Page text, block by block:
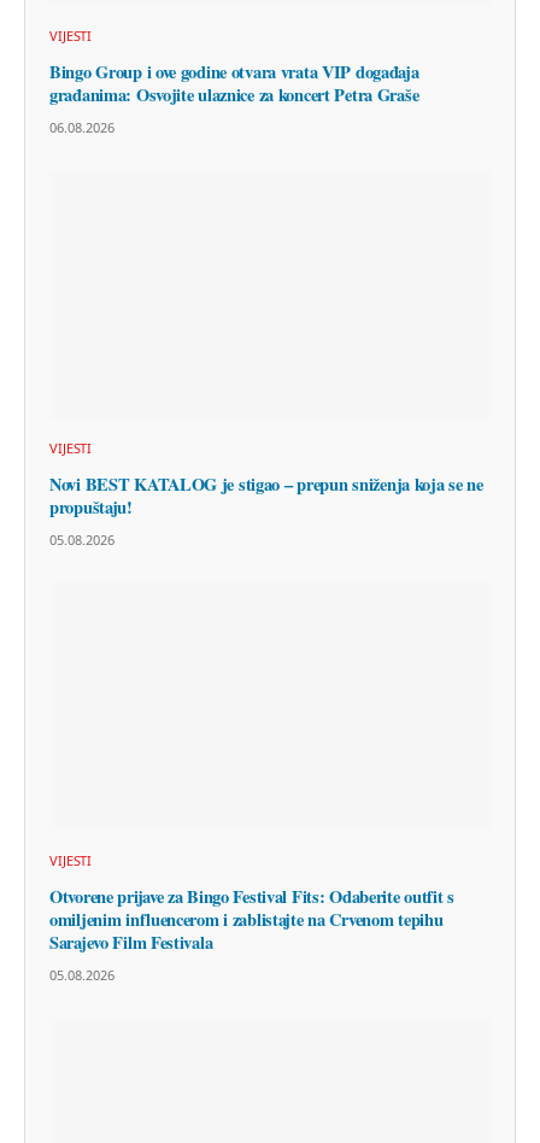
VIJESTI
Bingo Group i ove godine otvara vrata VIP događaja
građanima: Osvojite ulaznice za koncert Petra Graše
06.08.2026
VIJESTI
Novi BEST KATALOG je stigao – prepun sniženja koja se ne
propuštaju!
05.08.2026
VIJESTI
Otvorene prijave za Bingo Festival Fits: Odaberite outfit s
omiljenim influencerom i zablistajte na Crvenom tepihu
Sarajevo Film Festivala
05.08.2026